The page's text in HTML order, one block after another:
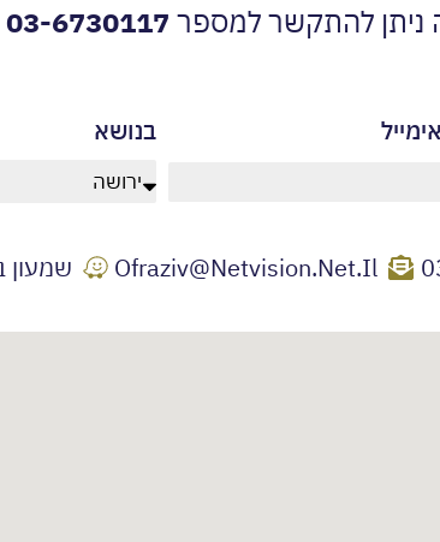
ניתן להתקשר למספר 03-6730117
אימייל בנושא
Ofraziv@netvision.net.il שמעון בן צבי